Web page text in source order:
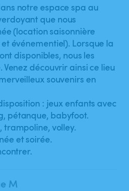
notre espace spa au
que nous
(location saisonnière
événementiel). Lorsque la
disponibles, nous les
Venez découvrir ainsi ce lieu
souvenirs en
: jeux enfants avec
pétanque, babyfoot.
trampoline, volley.
et soirée.
M